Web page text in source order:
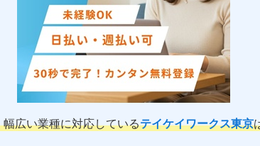
広い業種に対応しているテイケイワークス東京